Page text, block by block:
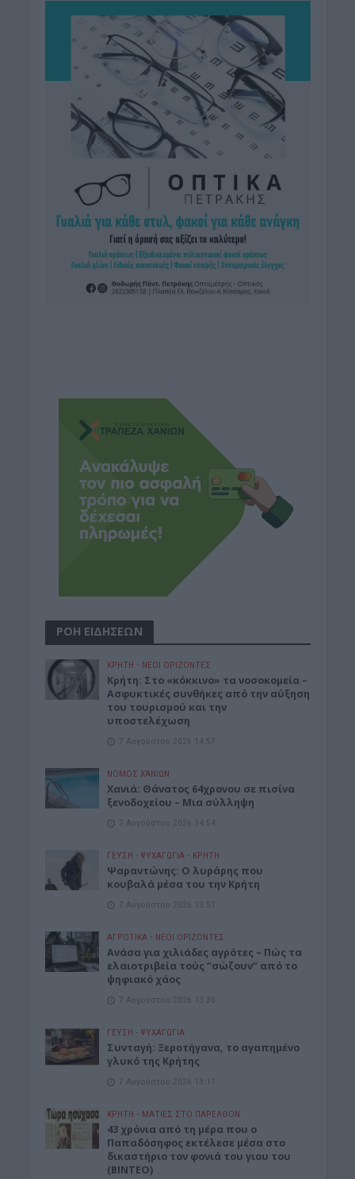
ΡΟΗ ΕΙΔΗΣΕΩΝ
ΚΡΗΤΗ • ΝΕΟΙ ΟΡΙΖΟΝΤΕΣ
Κρήτη: Στο «κόκκινο» τα νοσοκομεία –
Ασφυκτικές συνθήκες από την αύξηση
του τουρισμού και την
υποστελέχωση
7 Αυγούστου 2026 14:57
ΝΟΜΌΣ ΧΑΝΊΩΝ
Χανιά: Θάνατος 64χρονου σε πισίνα
ξενοδοχείου – Μια σύλληψη
7 Αυγούστου 2026 14:54
ΓΕΎΣΗ - ΨΥΧΑΓΩΓΊΑ • ΚΡΗΤΗ
Ψαραντώνης: Ο λυράρης που
κουβαλά μέσα του την Κρήτη
7 Αυγούστου 2026 13:51
ΑΓΡΟΤΙΚΑ • ΝΕΟΙ ΟΡΙΖΟΝΤΕΣ
Ανάσα για χιλιάδες αγρότες – Πώς τα
ελαιοτριβεία τούς “σώζουν” από το
ψηφιακό χάος
7 Αυγούστου 2026 13:30
ΓΕΎΣΗ - ΨΥΧΑΓΩΓΊΑ
Συνταγή: Ξεροτήγανα, το αγαπημένο
γλυκό της Κρήτης
7 Αυγούστου 2026 13:11
ΚΡΗΤΗ • ΜΑΤΙΕΣ ΣΤΟ ΠΑΡΕΛΘΟΝ
43 χρόνια από τη μέρα που ο
Παπαδόσηφος εκτέλεσε μέσα στο
δικαστήριο τον φονιά του γιου του
(ΒΙΝΤΕΟ)